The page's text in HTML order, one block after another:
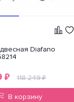
Diafano
₽ 118 249₽
В корзину